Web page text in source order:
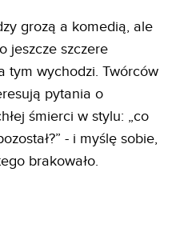
grozą a komedią, ale
jeszcze szczere
tym wychodzi. Twórców
pytania o
śmierci w stylu: „co
- i myślę sobie,
brakowało.